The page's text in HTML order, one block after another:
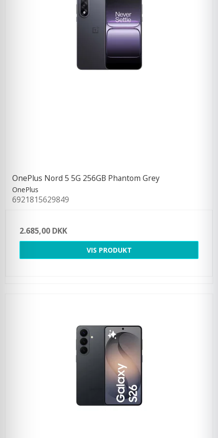
OnePlus Nord 5 5G 256GB Phantom Grey
OnePlus
6921815629849
2.685,00 DKK
VIS PRODUKT